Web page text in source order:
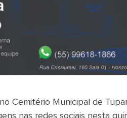
Cemitério Municipal de
nas redes sociais nesta